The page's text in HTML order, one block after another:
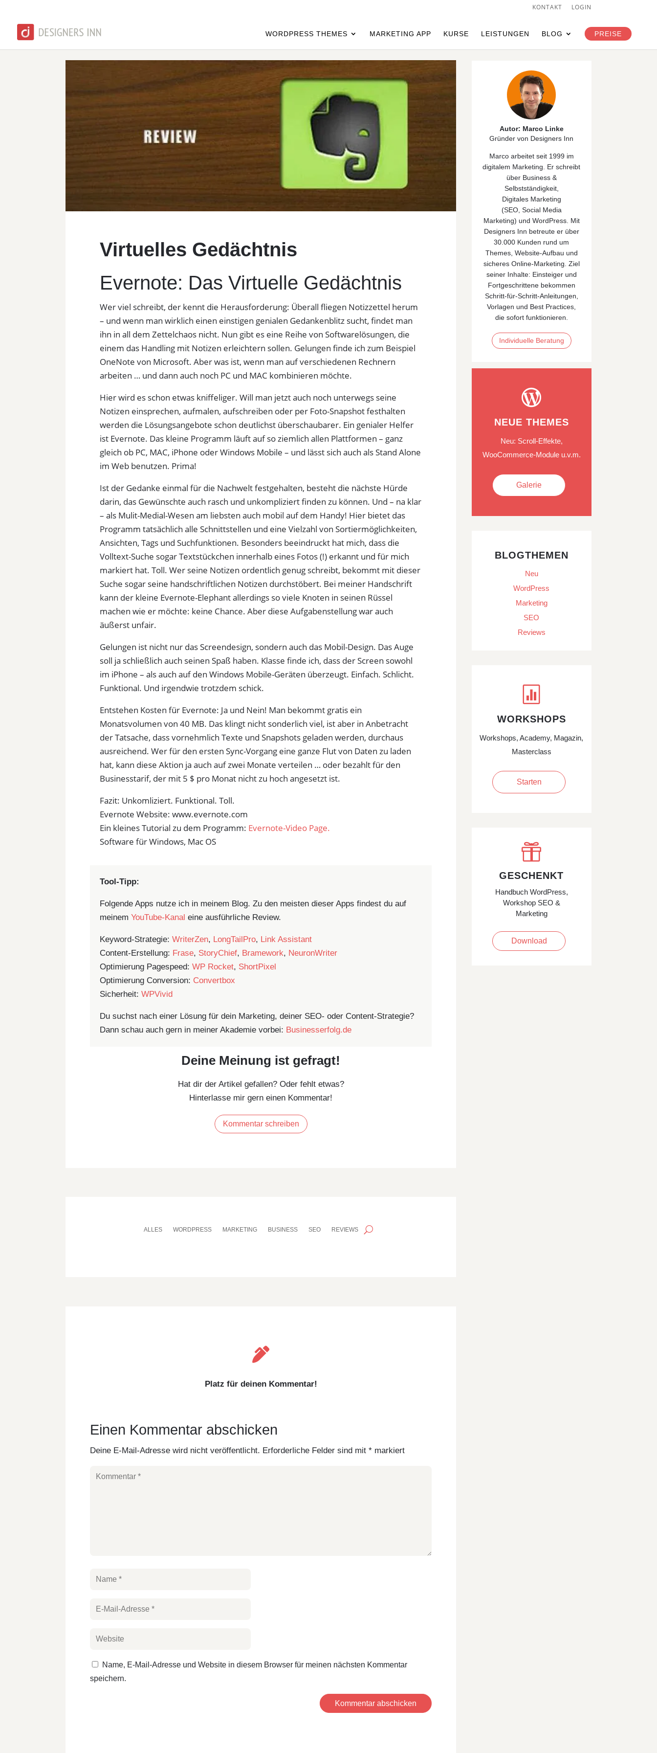
KONTAKT LOGIN
WORDPRESS THEMES MARKETING APP KURSE LEISTUNGEN BLOG PREISE
Virtuelles Gedächtnis
Evernote: Das Virtuelle Gedächtnis
Wer viel schreibt, der kennt die Herausforderung: Überall fliegen Notizzettel herum
– und wenn man wirklich einen einstigen genialen Gedankenblitz sucht, findet man
ihn in all dem Zettelchaos nicht. Nun gibt es eine Reihe von Softwarelösungen, die
einem das Handling mit Notizen erleichtern sollen. Gelungen finde ich zum Beispiel
OneNote von Microsoft. Aber was ist, wenn man auf verschiedenen Rechnern
arbeiten … und dann auch noch PC und MAC kombinieren möchte.
Hier wird es schon etwas kniffeliger. Will man jetzt auch noch unterwegs seine
Notizen einsprechen, aufmalen, aufschreiben oder per Foto-Snapshot festhalten
werden die Lösungsangebote schon deutlichst überschaubarer. Ein genialer Helfer
ist Evernote. Das kleine Programm läuft auf so ziemlich allen Plattformen – ganz
gleich ob PC, MAC, iPhone oder Windows Mobile – und lässt sich auch als Stand Alone
im Web benutzen. Prima!
Ist der Gedanke einmal für die Nachwelt festgehalten, besteht die nächste Hürde
darin, das Gewünschte auch rasch und unkompliziert finden zu können. Und – na klar
– als Mulit-Medial-Wesen am liebsten auch mobil auf dem Handy! Hier bietet das
Programm tatsächlich alle Schnittstellen und eine Vielzahl von Sortiermöglichkeiten,
Ansichten, Tags und Suchfunktionen. Besonders beeindruckt hat mich, dass die
Volltext-Suche sogar Textstückchen innerhalb eines Fotos (!) erkannt und für mich
markiert hat. Toll. Wer seine Notizen ordentlich genug schreibt, bekommt mit dieser
Suche sogar seine handschriftlichen Notizen durchstöbert. Bei meiner Handschrift
kann der kleine Evernote-Elephant allerdings so viele Knoten in seinen Rüssel
machen wie er möchte: keine Chance. Aber diese Aufgabenstellung war auch
äußerst unfair.
Gelungen ist nicht nur das Screendesign, sondern auch das Mobil-Design. Das Auge
soll ja schließlich auch seinen Spaß haben. Klasse finde ich, dass der Screen sowohl
im iPhone – als auch auf den Windows Mobile-Geräten überzeugt. Einfach. Schlicht.
Funktional. Und irgendwie trotzdem schick.
Entstehen Kosten für Evernote: Ja und Nein! Man bekommt gratis ein
Monatsvolumen von 40 MB. Das klingt nicht sonderlich viel, ist aber in Anbetracht
der Tatsache, dass vornehmlich Texte und Snapshots geladen werden, durchaus
ausreichend. Wer für den ersten Sync-Vorgang eine ganze Flut von Daten zu laden
hat, kann diese Aktion ja auch auf zwei Monate verteilen … oder bezahlt für den
Businesstarif, der mit 5 $ pro Monat nicht zu hoch angesetzt ist.
Fazit: Unkomliziert. Funktional. Toll.
Evernote Website: www.evernote.com
Ein kleines Tutorial zu dem Programm: Evernote-Video Page.
Software für Windows, Mac OS
Tool-Tipp:
Folgende Apps nutze ich in meinem Blog. Zu den meisten dieser Apps findest du auf
meinemYouTube-Kanal eine ausführliche Review.
Keyword-Strategie:WriterZen, LongTailPro, Link Assistant
Content-Erstellung: Frase, StoryChief, Bramework, NeuronWriter
Optimierung Pagespeed:WP Rocket, ShortPixel
Optimierung Conversion: Convertbox
Sicherheit:WPVivid
Du suchst nach einer Lösung für dein Marketing, deiner SEO- oder Content-Strategie?
Dann schau auch gern in meiner Akademie vorbei: Businesserfolg.de
Deine Meinung ist gefragt!
Hat dir der Artikel gefallen? Oder fehlt etwas?
Hinterlasse mir gern einen Kommentar!
Kommentar schreiben
ALLES WORDPRESS MARKETING BUSINESS SEO REVIEWS

Platz für deinen Kommentar!
Einen Kommentar abschicken
Deine E-Mail-Adresse wird nicht veröffentlicht. Erforderliche Felder sind mit* markiert
Name, E-Mail-Adresse und Website in diesem Browser für meinen nächsten Kommentar
speichern.
Kommentar abschicken
Autor: Marco Linke
Gründer von Designers Inn
Marco arbeitet seit 1999 im
digitalem Marketing. Er schreibt
über Business &
Selbstständigkeit,
Digitales Marketing
(SEO, Social Media
Marketing) und WordPress. Mit
Designers Inn betreute er über
30.000 Kunden rund um
Themes, Website‑Aufbau und
sicheres Online‑Marketing. Ziel
seiner Inhalte: Einsteiger und
Fortgeschrittene bekommen
Schritt-für-Schritt-Anleitungen,
Vorlagen und Best Practices,
die sofort funktionieren.
Individuelle Beratung

NEUE THEMES
Neu: Scroll-Effekte,
WooCommerce-Module u.v.m.
Galerie
BLOGTHEMEN
Neu
WordPress
Marketing
SEO
Reviews

WORKSHOPS
Workshops, Academy, Magazin,
Masterclass
Starten

GESCHENKT
Handbuch WordPress,
Workshop SEO &
Marketing
Download